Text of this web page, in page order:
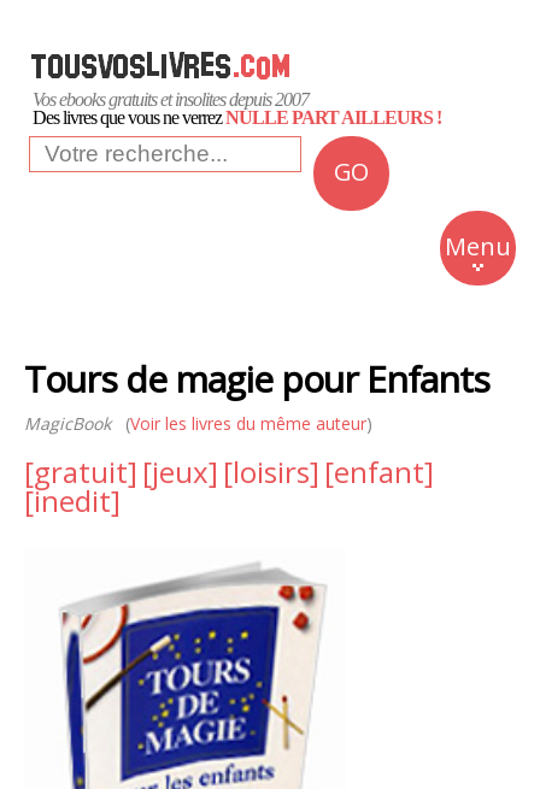
Vos ebooks gratuits et insolites depuis 2007
Des livres que vous ne verrezNULLE PART AILLEURS !
GO
Menu
Insolite
Business
Culture
Tours de magie pour Enfants
MagicBook(Voir les livres du même auteur)
[gratuit] [jeux] [loisirs] [enfant]
[inedit]